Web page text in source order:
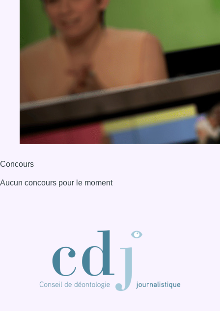
Concours
Aucun concours pour le moment